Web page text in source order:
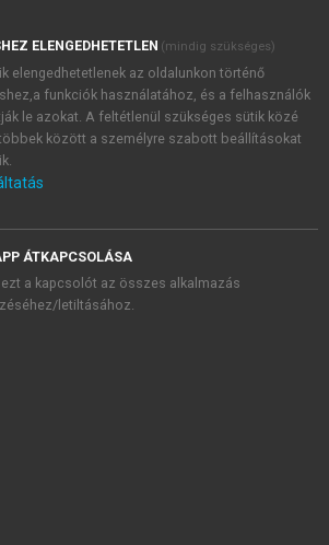
tájékoztatóbanfoglaltakat tudomásul
feltételeket, valamint a szotar.netés a
licencszerződéseiben foglaltakat
és elfogadom.
KIPRÓBÁLOM
ELENGEDHETETLEN (mindig szükséges)
elengedhetetlenek az oldalunkon történő
funkciók használatához, és a felhasználók
le azokat. A feltétlenül szükséges sütik közé
között a személyre szabott beállításokat
ÁTKAPCSOLÁSA
a kapcsolót az összes alkalmazás
letiltásához.